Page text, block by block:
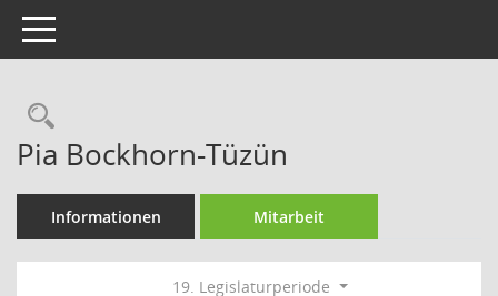
Toggle navigation
Rechercheauswahl
Pia Bockhorn-Tüzün
Informationen Mitarbeit
19. Legislaturperiode